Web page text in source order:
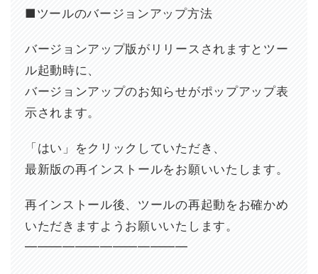
■ツールのバージョンアップ方法
バージョンアップ版がリリースされますとツー
ル起動時に、
バージョンアップのお知らせがポップアップ表
示されます。
「はい」をクリックしていただき、
最新版の再インストールをお願いいたします。
再インストール後、ツールの再起動をお確かめ
いただきますようお願いいたします。
━━━━━━━━━━━━━